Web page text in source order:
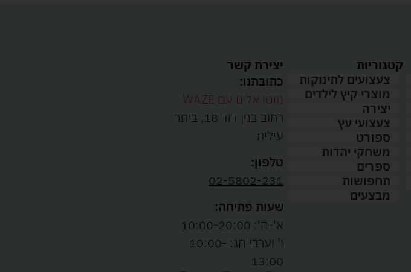
קטגוריות
צעצועים לתינוקות
מוצרי קיץ לילדים
יצירה
צעצועי עץ
ספורט
משחקי יהדות
ספרים
תחפושות
מבצעים
יצירת קשר
כתובתנו:
נווטו אלינו עם WAZE
רחוב בנין דוד 18, ביתר
עילית
טלפון:
02-5802-231
שעות פתיחה:
א'-ה': 10:00-20:00
ו' וערבי חג: 10:00-
13:00